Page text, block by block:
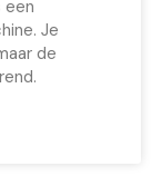
een
Je
de